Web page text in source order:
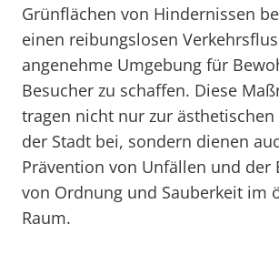
Grünflächen von Hindernissen
einen reibungslosen
angenehme Umgebung für
Besucher zu schaffen. Diese
tragen nicht nur zur
der Stadt bei, sondern dienen
Prävention von Unfällen und der
von Ordnung und Sauberkeit im
Raum.